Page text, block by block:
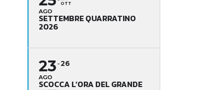
AGO
OTT
SETTEMBRE QUARRATINO
2026
23
AGO
26
SCOCCA L’ORA DEL GRANDE